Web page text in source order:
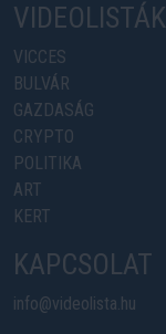
VIDEOLISTÁK
VICCES
BULVÁR
GAZDASÁG
CRYPTO
POLITIKA
ART
KERT
KAPCSOLAT
info@videolista.hu